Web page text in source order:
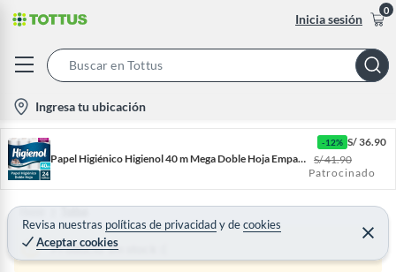
Inicia sesión
0
c
a
c
a
i
n
Ingresa tu ubicación
Papel Higiénico Higienol 40 m Mega Doble Hoja Empaque 24 Und
-12% S/36.90
S/41.90
Patrocinado
Revisa nuestras políticas de privacidadydecookies
Aceptar cookies
C
e
r
Home Tottus
Producto sin stock :(